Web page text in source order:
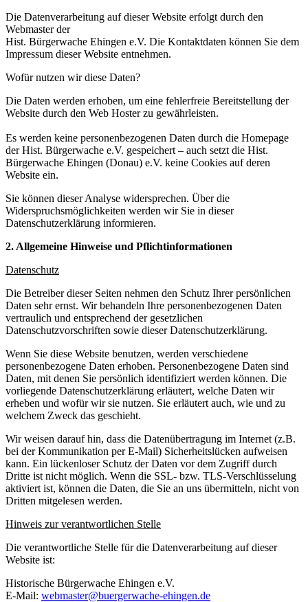
Die Datenverarbeitung auf dieser Website erfolgt durch den
Webmaster der
Hist. Bürgerwache Ehingen e.V. Die Kontaktdaten können Sie dem
Impressum dieser Website entnehmen.
Wofür nutzen wir diese Daten?
Die Daten werden erhoben, um eine fehlerfreie Bereitstellung der
Website durch den Web Hoster zu gewährleisten.
Es werden keine personenbezogenen Daten durch die Homepage
der Hist. Bürgerwache e.V. gespeichert – auch setzt die Hist.
Bürgerwache Ehingen (Donau) e.V. keine Cookies auf deren
Website ein.
Sie können dieser Analyse widersprechen. Über die
Widerspruchsmöglichkeiten werden wir Sie in dieser
Datenschutzerklärung informieren.
2. Allgemeine Hinweise und Pflichtinformationen
Datenschutz
Die Betreiber dieser Seiten nehmen den Schutz Ihrer persönlichen
Daten sehr ernst. Wir behandeln Ihre personenbezogenen Daten
vertraulich und entsprechend der gesetzlichen
Datenschutzvorschriften sowie dieser Datenschutzerklärung.
Wenn Sie diese Website benutzen, werden verschiedene
personenbezogene Daten erhoben. Personenbezogene Daten sind
Daten, mit denen Sie persönlich identifiziert werden können. Die
vorliegende Datenschutzerklärung erläutert, welche Daten wir
erheben und wofür wir sie nutzen. Sie erläutert auch, wie und zu
welchem Zweck das geschieht.
Wir weisen darauf hin, dass die Datenübertragung im Internet (z.B.
bei der Kommunikation per E-Mail) Sicherheitslücken aufweisen
kann. Ein lückenloser Schutz der Daten vor dem Zugriff durch
Dritte ist nicht möglich. Wenn die SSL- bzw. TLS-Verschlüsselung
aktiviert ist, können die Daten, die Sie an uns übermitteln, nicht von
Dritten mitgelesen werden.
Hinweis zur verantwortlichen Stelle
Die verantwortliche Stelle für die Datenverarbeitung auf dieser
Website ist:
Historische Bürgerwache Ehingen e.V.
E-Mail: webmaster@buergerwache-ehingen.de